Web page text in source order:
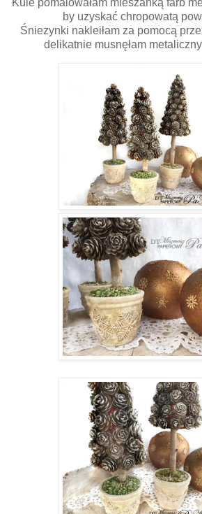
Kule pomalowałam mieszanką farb
by uzyskać chropowatą
Śniezynki nakleiłam za pomocą
delikatnie musnęłam